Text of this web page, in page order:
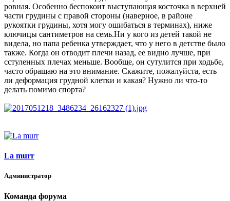
ровная. Особенно беспокоит выступающая косточка в верхней
части грудины с правой стороны (наверное, в районе
рукоятки грудины, хотя могу ошибаться в терминах), ниже
ключицы сантиметров на семь.Ни у кого из детей такой не
видела, но папа ребенка утверждает, что у него в детстве было
также. Когда он отводит плечи назад, ее видно лучше, при
сстуленных плечах меньше. Вообще, он сутулится при ходьбе,
часто обращаю на это внимание. Скажите, пожалуйста, есть
ли деформация грудной клетки и какая? Нужно ли что-то
делать помимо спорта?
La murr
Администратор
Команда форума